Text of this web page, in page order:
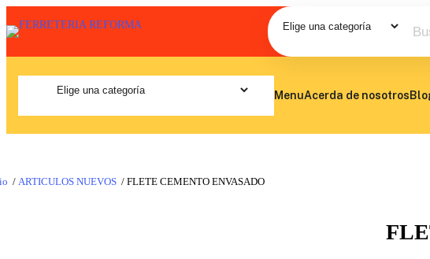
MenuAcerda de nosotros
/ ARTICULOS NUEVOS / FLETE CEMENTO ENVASADO